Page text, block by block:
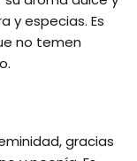
y especias. Es
no temen
gracias